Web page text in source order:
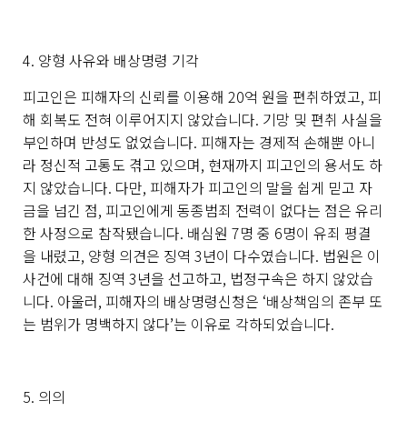
4. 양형 사유와 배상명령 기각
피고인은 피해자의 신뢰를 이용해 20억 원을 편취하였고, 피
해 회복도 전혀 이루어지지 않았습니다. 기망 및 편취 사실을
부인하며 반성도 없었습니다. 피해자는 경제적 손해뿐 아니
라 정신적 고통도 겪고 있으며, 현재까지 피고인의 용서도 하
지 않았습니다. 다만, 피해자가 피고인의 말을 쉽게 믿고 자
금을 넘긴 점, 피고인에게 동종범죄 전력이 없다는 점은 유리
한 사정으로 참작됐습니다. 배심원 7명 중 6명이 유죄 평결
을 내렸고, 양형 의견은 징역 3년이 다수였습니다. 법원은 이
사건에 대해 징역 3년을 선고하고, 법정구속은 하지 않았습
니다. 아울러, 피해자의 배상명령신청은 ‘배상책임의 존부 또
는 범위가 명백하지 않다’는 이유로 각하되었습니다.
5. 의의